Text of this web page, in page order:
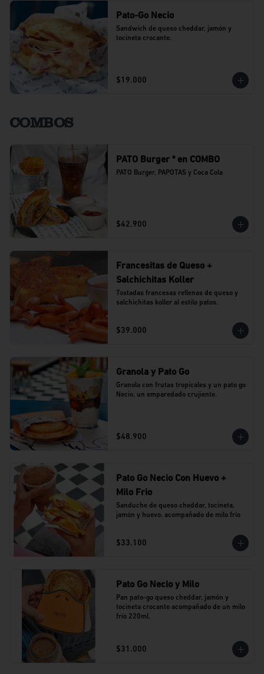
Pato-Go Necio
Sandwich de queso cheddar, jamón y
tocineta crocante.
$19.000
COMBOS
PATO Burger * en COMBO
PATO Burger, PAPOTAS y Coca Cola
$42.900
Francesitas de Queso +
Salchichitas Koller
Tostadas francesas rellenas de queso y
salchichitas koller al estilo patos.
$39.000
Granola y Pato Go
Granola con frutas tropicales y un pato go
Necio, un emparedado crujiente.
$48.900
Pato Go Necio Con Huevo +
Milo Frio
Sanduche de queso cheddar, tocineta,
jamón y huevo. acompañado de milo frío
$33.100
Pato Go Necio y Milo
Pan pato-go queso cheddar, jamón y
tocineta crocante acompañado de un milo
frio 220ml.
$31.000